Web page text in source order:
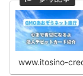
www.itosino-